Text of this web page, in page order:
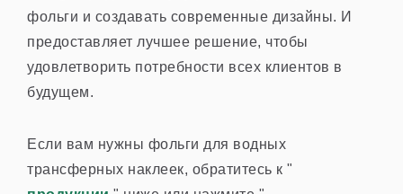
фольги и создавать современные дизайны. И
предоставляет лучшее решение, чтобы
удовлетворить потребности всех клиентов в
будущем.
Если вам нужны фольги для водных
трансферных наклеек, обратитесь к "